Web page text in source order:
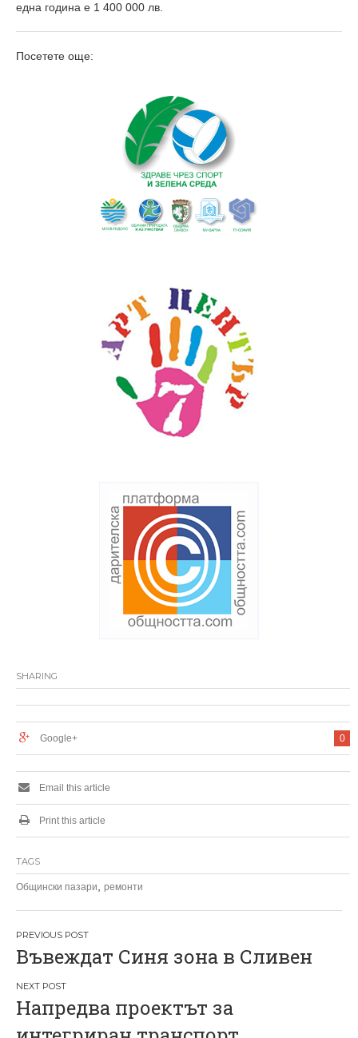
една година е 1 400 000 лв.
Посетете още:
SHARING
0
Google+
Email this article
Print this article
TAGS
Общински пазари ремонти
Н
а
в
и
Въвеждат Синя зона в Сливен
Напредва проектът за